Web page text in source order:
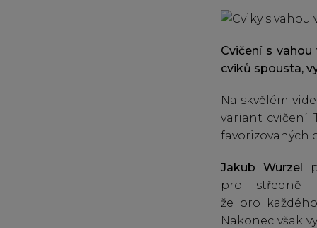
Cvičení s
cviků spousta,
Na skvělém
variant cvičení.
favorizovaných
Jakub Wurzel
pro středně
že pro
Nakonec však